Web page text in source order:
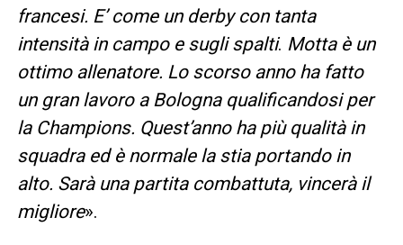
francesi. E’ come un derby con tanta
intensità in campo e sugli spalti. Motta è un
ottimo allenatore. Lo scorso anno ha fatto
un gran lavoro a Bologna qualificandosi per
la Champions. Quest’anno ha più qualità in
squadra ed è normale la stia portando in
alto. Sarà una partita combattuta, vincerà il
migliore».